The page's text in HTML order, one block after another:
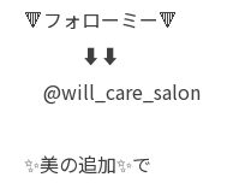
🔻フォローミー🔻
⬇️⬇️
@will_care_salon
✨美の追加✨で